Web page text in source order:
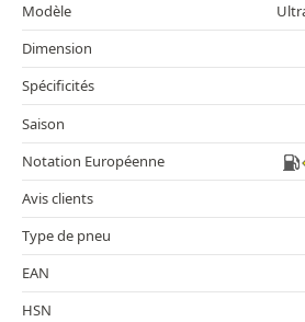
Modèle
Dimension
Spécificités
Saison
Notation Européenne
Avis clients
Type de pneu
EAN
HSN